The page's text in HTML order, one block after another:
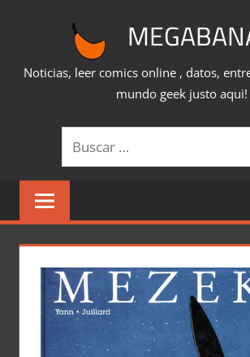
Noticias, leer comics online , datos,
mundo geek justo aqui!
Buscar: